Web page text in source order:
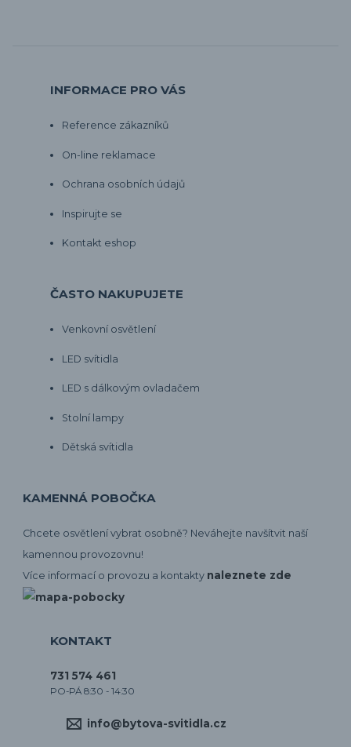
INFORMACE PRO VÁS
Reference zákazníků
On-line reklamace
Ochrana osobních údajů
Inspirujte se
Kontakt eshop
ČASTO NAKUPUJETE
Venkovní osvětlení
LED svítidla
LED s dálkovým ovladačem
Stolní lampy
Dětská svítidla
KAMENNÁ POBOČKA
Chcete osvětlení vybrat osobně? Neváhejte navšítvit naší
kamennou provozovnu!
Více informací o provozu a kontakty naleznete zde
KONTAKT
731 574 461
PO-PÁ 8:30 - 14:30
info@bytova-svitidla.cz